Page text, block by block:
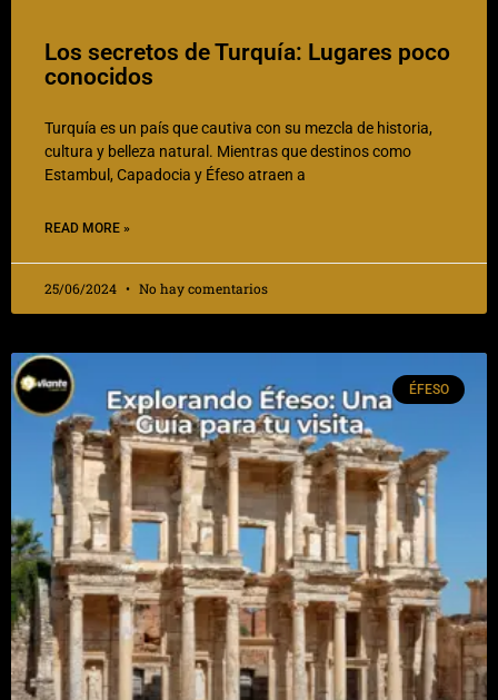
Los secretos de Turquía: Lugares poco
conocidos
Turquía es un país que cautiva con su mezcla de historia,
cultura y belleza natural. Mientras que destinos como
Estambul, Capadocia y Éfeso atraen a
READ MORE »
25/06/2024 No hay comentarios
ÉFESO